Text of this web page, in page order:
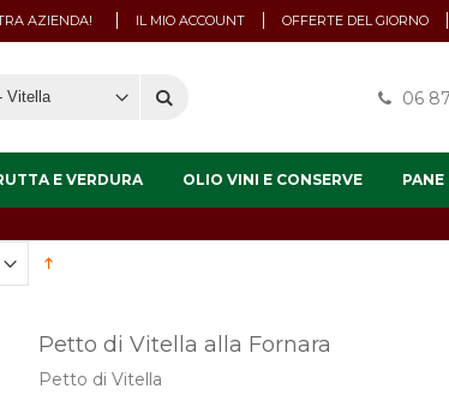
IL MIO ACCOUNT OFFERTE DEL GIORNO
AZIENDA!
06
E VERDURA OLIO VINI E CONSERVE PANE
Petto di Vitella alla Fornara
Petto di Vitella